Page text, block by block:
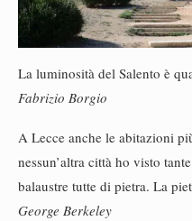
La luminosità del Salento è
Fabrizio Borgio
A Lecce anche le abitazioni
nessun’altra città ho visto
balaustre tutte di pietra. La
George Berkeley